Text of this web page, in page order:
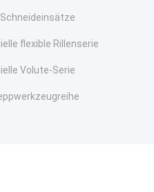
Schneideinsätze
flexible Rillenserie
Volute-Serie